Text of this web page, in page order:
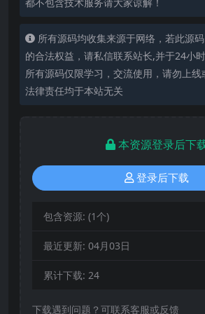
所有源码均收集来源于网络，若此源
的合法权益，请私信联系站长,并于24小
所有源码仅限学习，交流使用，请勿上
法律责任均于本站无关
本资源登录后下
登录后下载
包含资源: (1个)
最近更新: 04月03日
累计下载: 24
下载遇到问题？可联系客服或反馈